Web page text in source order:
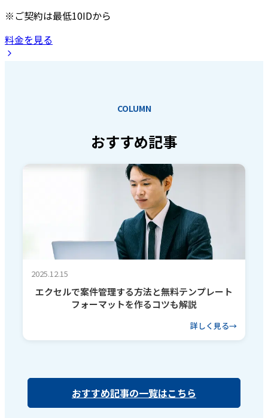
※ご契約は最低10IDから
料金を見る
COLUMN
おすすめ記事
2025.12.15
エクセルで案件管理する方法と無料テンプレート
フォーマットを作るコツも解説
詳しく見る
おすすめ記事の一覧はこちら